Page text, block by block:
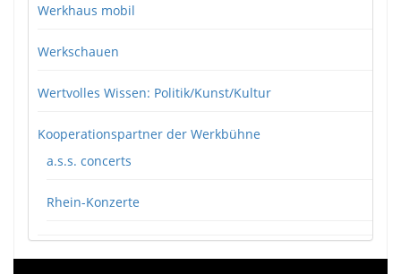
Werkhaus mobil
Werkschauen
Wertvolles Wissen: Politik/Kunst/Kultur
Kooperationspartner der Werkbühne
a.s.s. concerts
Rhein-Konzerte